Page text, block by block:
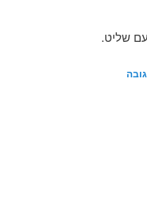
שליט.